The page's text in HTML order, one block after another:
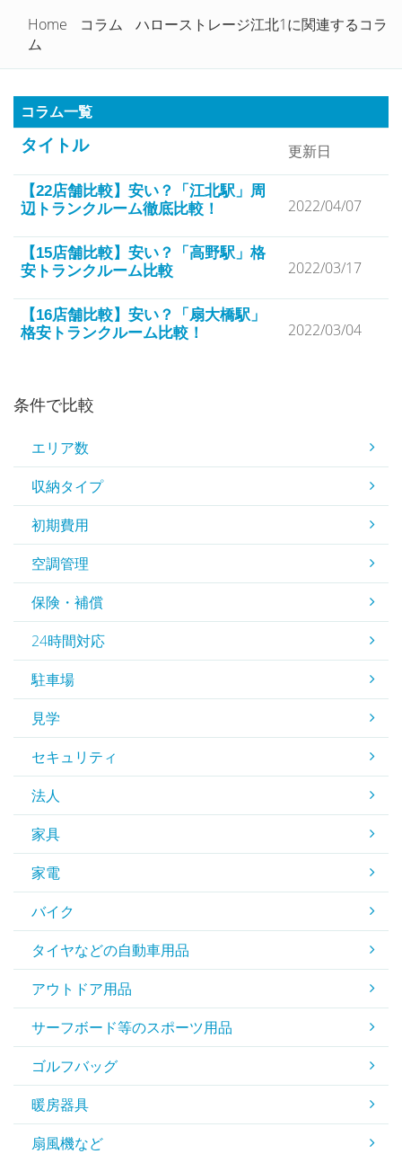
トランクルームを徹底比較！
Home コラム
ハローストレージ江北1に関連するコラ
ム
コラム一覧
タイトル 更新日
【22店舗比較】安い？「江北駅」周
辺トランクルーム徹底比較！
2022/04/07
【15店舗比較】安い？「高野駅」格
安トランクルーム比較
2022/03/17
【16店舗比較】安い？「扇大橋駅」
格安トランクルーム比較！
2022/03/04
条件で比較
エリア数
収納タイプ
初期費用
空調管理
保険・補償
24時間対応
駐車場
見学
セキュリティ
法人
家具
家電
バイク
タイヤなどの自動車用品
アウトドア用品
サーフボード等のスポーツ用品
ゴルフバッグ
暖房器具
扇風機など